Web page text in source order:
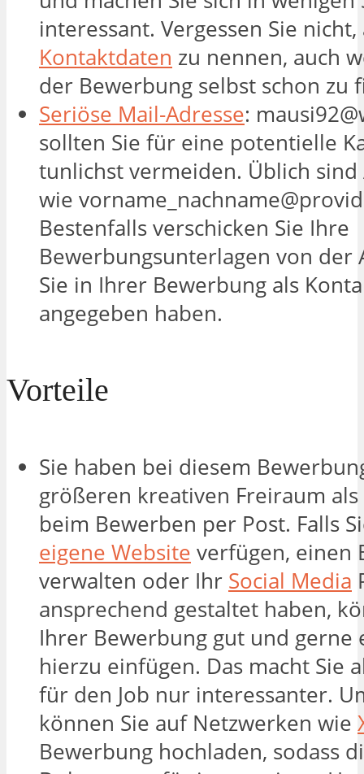
interessant. Vergessen Sie
Kontaktdaten zu nennen, auch
der Bewerbung selbst schon zu
Seriöse Mail-Adresse:
sollten Sie für eine potentielle
tunlichst vermeiden. Üblich sind
wie
Bestenfalls verschicken Sie Ihre
Bewerbungsunterlagen von der
Sie in Ihrer Bewerbung als
angegeben haben.
Vorteile
Sie haben bei diesem
größeren kreativen Freiraum
beim Bewerben per Post. Falls
eigene Website verfügen, einen
verwalten oder Ihr Social Media
ansprechend gestaltet haben,
Ihrer Bewerbung gut und gerne
hierzu einfügen. Das macht Sie
für den Job nur interessanter.
können Sie auf Netzwerken wie
Bewerbung hochladen, sodass